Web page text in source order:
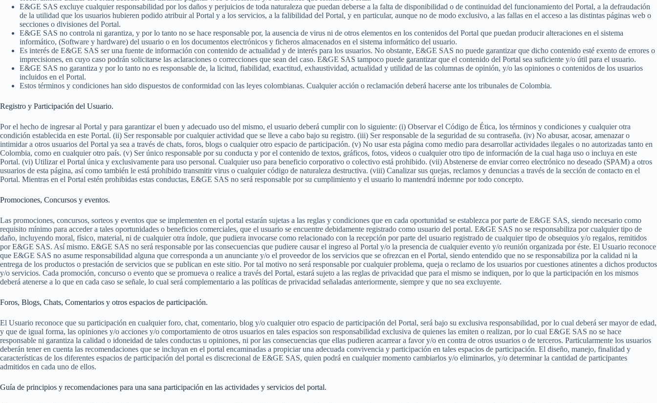
E&GE SAS excluye cualquier responsabilidad por los daños y perjuicios de toda naturaleza que puedan deberse a la falta de disponibilidad o de continuidad del funcionamiento del Portal, a la defraudación
de la utilidad que los usuarios hubieren podido atribuir al Portal y a los servicios, a la falibilidad del Portal, y en particular, aunque no de modo exclusivo, a las fallas en el acceso a las distintas páginas web o
secciones o divisiones del Portal.
E&GE SAS no controla ni garantiza, y por lo tanto no se hace responsable por, la ausencia de virus ni de otros elementos en los contenidos del Portal que puedan producir alteraciones en el sistema
informático, (Software y hardware) del usuario o en los documentos electrónicos y ficheros almacenados en el sistema informático del usuario.
Es interés de E&GE SAS ser una fuente de información con contenido de actualidad y de interés para los usuarios. No obstante, E&GE SAS no puede garantizar que dicho contenido esté exento de errores o
imprecisiones, en cuyo caso podrán solicitarse las aclaraciones o correcciones que sean del caso. E&GE SAS tampoco puede garantizar que el contenido del Portal sea suficiente y/o útil para el usuario.
E&GE SAS no garantiza y por lo tanto no es responsable de, la licitud, fiabilidad, exactitud, exhaustividad, actualidad y utilidad de las columnas de opinión, y/o las opiniones o contenidos de los usuarios
incluidos en el Portal.
Estos términos y condiciones han sido dispuestos de conformidad con las leyes colombianas. Cualquier acción o reclamación deberá hacerse ante los tribunales de Colombia.
Registro y Participación del Usuario.
Por el hecho de ingresar al Portal y para garantizar el buen y adecuado uso del mismo, el usuario deberá cumplir con lo siguiente: (i) Observar el Código de Ética, los términos y condiciones y cualquier otra
condición establecida en este Portal. (ii) Ser responsable por cualquier actividad que se lleve a cabo bajo su registro. (iii) Ser responsable de la seguridad de su contraseña. (iv) No abusar, acosar, amenazar o
intimidar a otros usuarios del Portal ya sea a través de chats, foros, blogs o cualquier otro espacio de participación. (v) No usar esta página como medio para desarrollar actividades ilegales o no autorizadas tanto en
Colombia, como en cualquier otro país. (v) Ser único responsable por su conducta y por el contenido de textos, gráficos, fotos, videos o cualquier otro tipo de información de la cual haga uso o incluya en este
Portal. (vi) Utilizar el Portal única y exclusivamente para uso personal. Cualquier uso para beneficio corporativo o colectivo está prohibido. (vii) Abstenerse de enviar correo electrónico no deseado (SPAM) a otros
usuarios de esta página, así como también le está prohibido transmitir virus o cualquier código de naturaleza destructiva. (viii) Canalizar sus quejas, reclamos y denuncias a través de la sección de contacto en el
Portal. Mientras en el Portal estén prohibidas estas conductas, E&GE SAS no será responsable por su cumplimiento y el usuario lo mantendrá indemne por todo concepto.
Promociones, Concursos y eventos.
Las promociones, concursos, sorteos y eventos que se implementen en el portal estarán sujetas a las reglas y condiciones que en cada oportunidad se establezca por parte de E&GE SAS, siendo necesario como
requisito mínimo para acceder a tales oportunidades o beneficios comerciales, que el usuario se encuentre debidamente registrado como usuario del portal. E&GE SAS no se responsabiliza por cualquier tipo de
daño, incluyendo moral, físico, material, ni de cualquier otra índole, que pudiera invocarse como relacionado con la recepción por parte del usuario registrado de cualquier tipo de obsequios y/o regalos, remitidos
por E&GE SAS. Así mismo. E&GE SAS no será responsable por las consecuencias que pudiere causar el ingreso al Portal y/o la presencia de cualquier evento y/o reunión organizada por éste. El Usuario reconoce
que E&GE SAS no asume responsabilidad alguna que corresponda a un anunciante y/o el proveedor de los servicios que se ofrezcan en el Portal, siendo entendido que no se responsabiliza por la calidad ni la
entrega de los productos o prestación de servicios que se publican en este sitio. Por tal motivo no será responsable por cualquier problema, queja o reclamo de los usuarios por cuestiones atinentes a dichos productos
y/o servicios. Cada promoción, concurso o evento que se promueva o realice a través del Portal, estará sujeto a las reglas de privacidad que para el mismo se indiquen, por lo que la participación en los mismos
deberá atenerse a lo que en cada caso se señale, lo cual será complementario a las políticas de privacidad señaladas anteriormente, siempre y que no sea excluyente.
Foros, Blogs, Chats, Comentarios y otros espacios de participación.
El Usuario reconoce que su participación en cualquier foro, chat, comentario, blog y/o cualquier otro espacio de participación del Portal, será bajo su exclusiva responsabilidad, por lo cual deberá ser mayor de edad,
y que de igual forma, las opiniones y/o acciones y/o comportamiento de otros usuarios en tales espacios son responsabilidad exclusiva de quienes las emiten o realizan, por lo cual E&GE SAS no se hace
responsable ni garantiza la calidad o idoneidad de tales conductas u opiniones, ni por las consecuencias que ellas pudieren acarrear a favor y/o en contra de otros usuarios o de terceros. Particularmente los usuarios
deberán tener en cuenta las recomendaciones que se incluyan en el portal encaminadas a propiciar una adecuada convivencia y participación en tales espacios de participación. El diseño, manejo, finalidad y
características de los diferentes espacios de participación del portal es discrecional de E&GE SAS, quien podrá en cualquier momento cambiarlos y/o eliminarlos, y/o determinar la cantidad de participantes
admitidos en cada uno de ellos.
Guía de principios y recomendaciones para una sana participación en las actividades y servicios del portal.